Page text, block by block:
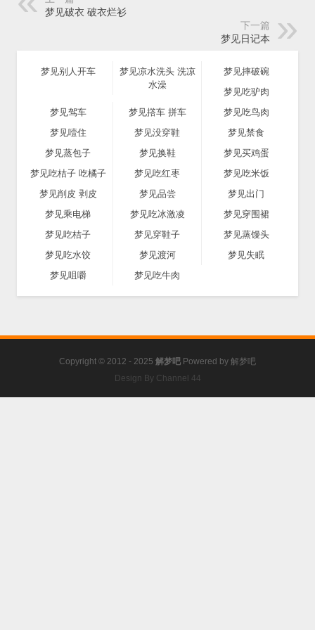
梦见破衣 破衣烂衫
下一篇
梦见日记本
梦见别人开车
梦见凉水洗头 洗凉
水澡
梦见摔破碗
梦见吃驴肉
梦见驾车
梦见撘车 拼车
梦见吃鸟肉
梦见噎住
梦见没穿鞋
梦见禁食
梦见蒸包子
梦见换鞋
梦见买鸡蛋
梦见吃桔子 吃橘子
梦见吃红枣
梦见吃米饭
梦见削皮 剥皮
梦见品尝
梦见出门
梦见乘电梯
梦见吃冰激凌
梦见穿围裙
梦见吃桔子
梦见穿鞋子
梦见蒸馒头
梦见吃水饺
梦见渡河
梦见失眠
梦见咀嚼
梦见吃牛肉
Copyright © 2012 - 2025 解梦吧 Powered by 解梦吧
Design By Channel 44